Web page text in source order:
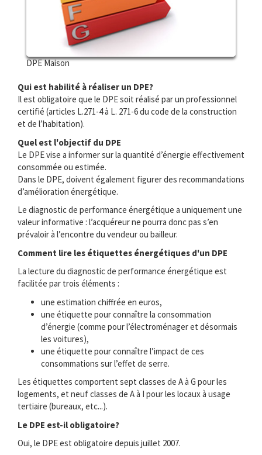
DPE Maison
Qui est habilité à réaliser un DPE?
Il est obligatoire que le DPE soit réalisé par un professionnel
certifié (articles L.271-4 à L. 271-6 du code de la construction
et de l’habitation).
Quel est l'objectif du DPE
Le DPE vise a informer sur la quantité d’énergie effectivement
consommée ou estimée.
Dans le DPE, doivent également figurer des recommandations
d’amélioration énergétique.
Le diagnostic de performance énergétique a uniquement une
valeur informative : l’acquéreur ne pourra donc pas s’en
prévaloir à l’encontre du vendeur ou bailleur.
Comment lire les étiquettes énergétiques d'un DPE
La lecture du diagnostic de performance énergétique est
facilitée par trois éléments :
une estimation chiffrée en euros,
une étiquette pour connaître la consommation
d’énergie (comme pour l’électroménager et désormais
les voitures),
une étiquette pour connaître l’impact de ces
consommations sur l’effet de serre.
Les étiquettes comportent sept classes de A à G pour les
logements, et neuf classes de A à I pour les locaux à usage
tertiaire (bureaux, etc...).
Le DPE est-il obligatoire?
Oui, le DPE est obligatoire depuis juillet 2007.